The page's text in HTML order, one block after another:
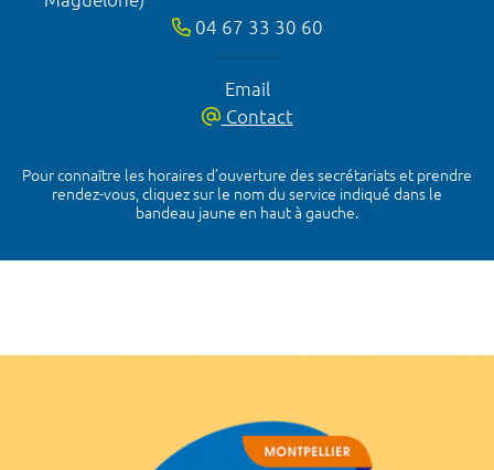
04 67 33 30 60
Email
Contact
Pour connaître les horaires d’ouverture des secrétariats et prendre
rendez-vous, cliquez sur le nom du service indiqué dans le
bandeau jaune en haut à gauche.